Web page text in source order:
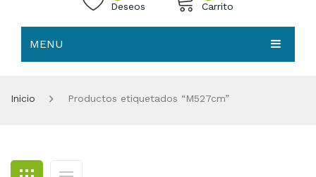
Deseos Carrito
MENU
BLOG
Inicio Productos etiquetados “M527cm”